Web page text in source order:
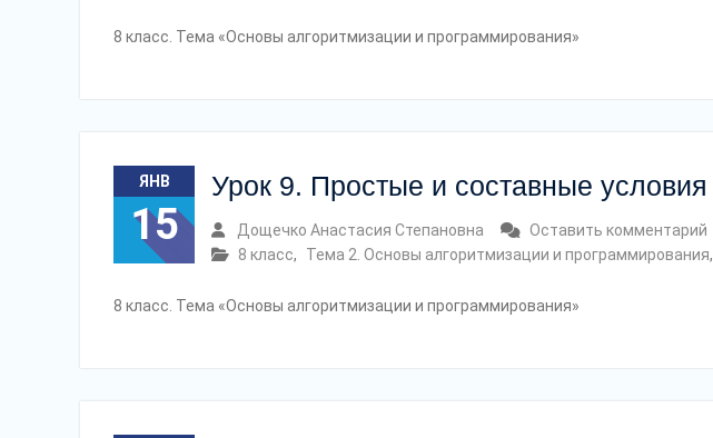
8 класс. Тема «Основы алгоритмизации и программирования»
ЯНВ
15
Урок 9. Простые и составные условия
Дощечко Анастасия Степановна
Оставить комментарий
8 класс, Тема 2. Основы алгоритмизации и программирования,
8 класс. Тема «Основы алгоритмизации и программирования»